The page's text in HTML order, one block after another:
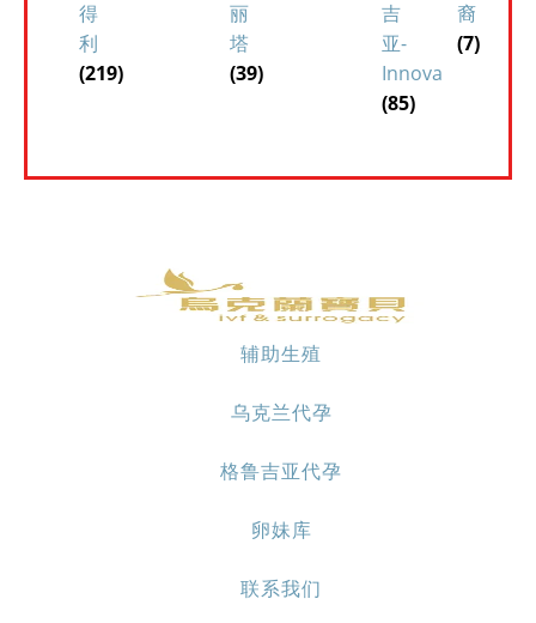
得
利
(219)
丽
塔
(39)
吉
亚-
Innova
(85)
裔
(7)
辅助生殖
乌克兰代孕
格鲁吉亚代孕
卵妹库
联系我们